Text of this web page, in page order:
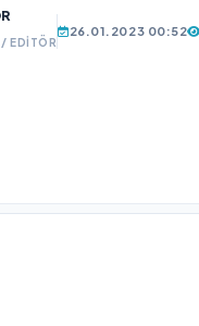
/ EDITÖR
26.01.2023 00:52